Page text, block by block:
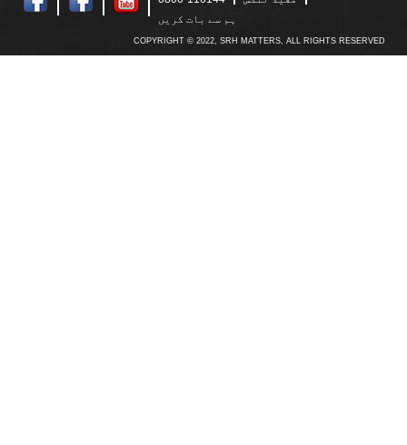
ہم سے بات کریں
COPYRIGHT © 2022, SRH MATTERS, ALL RIGHTS RESERVED